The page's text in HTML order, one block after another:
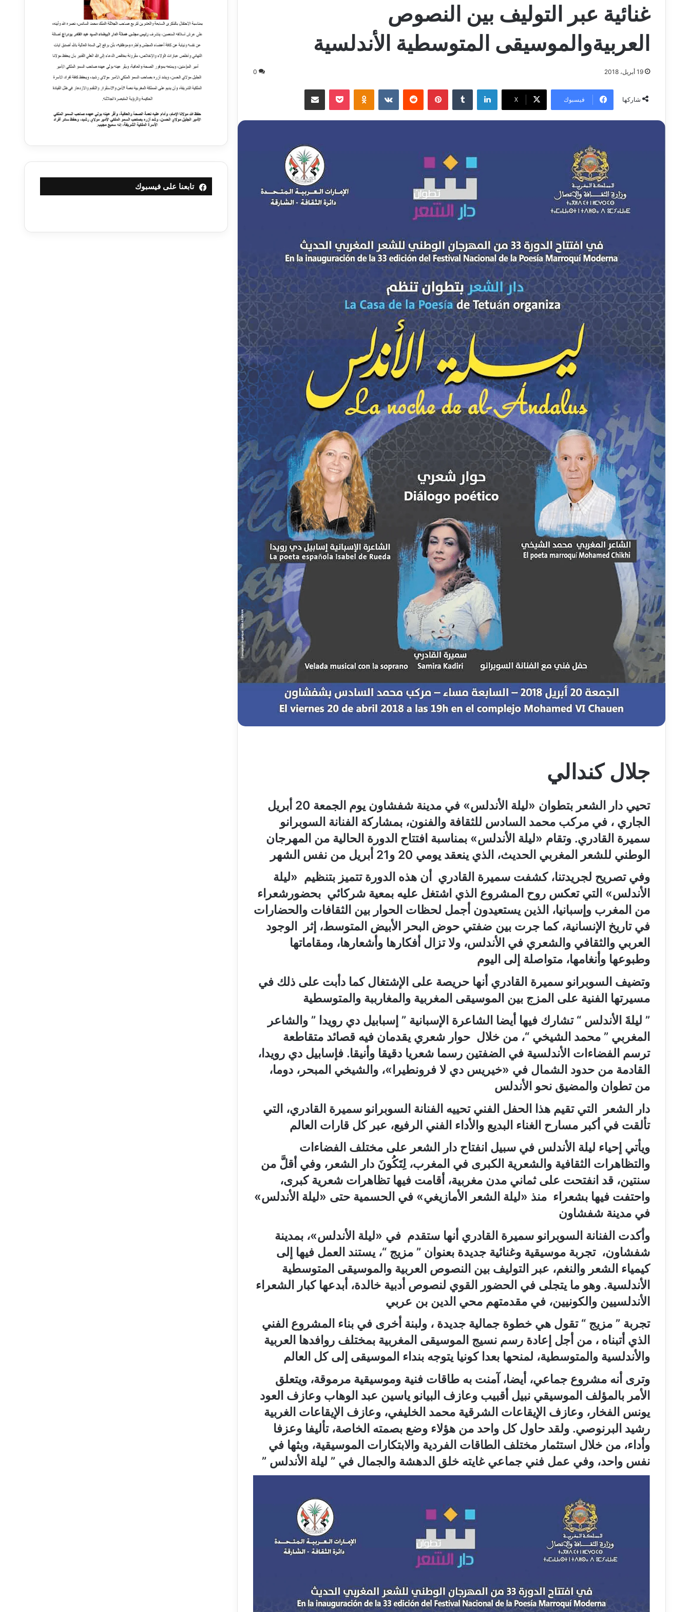
غنائية عبر التوليف بين النصوص
العربيةوالموسيقى المتوسطية الأندلسية
19 أبريل، 2018 0
شاركها فيسبوك ‫X
لينكدإن بينتيريست
جلال كندالي
تحيي دار الشعر بتطوان «ليلة الأندلس» في مدينة شفشاون يوم الجمعة 20 أبريل
الجاري ، في مركب محمد السادس للثقافة والفنون، بمشاركة الفنانة السوبرانو
سميرة القادري. وتقام «ليلة الأندلس» بمناسبة افتتاح الدورة الحالية من المهرجان
الوطني للشعر المغربي الحديث، الذي ينعقد يومي 20 و21 أبريل من نفس الشهر
وفي تصريح لجريدتنا، كشفت سميرة القادري أن هذه الدورة تتميز بتنظيم «ليلة
الأندلس» التي تعكس روح المشروع الذي اشتغل عليه بمعية شركائي بحضورشعراء
من المغرب وإسبانيا، الذين يستعيدون أجمل لحظات الحوار بين الثقافات والحضارات
في تاريخ الإنسانية، كما جرت بين ضفتي حوض البحر الأبيض المتوسط، إثر الوجود
العربي والثقافي والشعري في الأندلس، ولا تزال أفكارها وأشعارها، ومقاماتها
وطبوعها وأنغامها، متواصلة إلى اليوم
وتضيف السوبرانو سميرة القادري أنها حريصة على الإشتغال كما دأبت على ذلك في
مسيرتها الفنية على المزج بين الموسيقى المغربية والمغارببة والمتوسطية
” ليلةَ الأندلس “ تشارك فيها أيضا الشاعرة الإسبانية ” إسبابيل دي رويدا ” والشاعر
المغربي ” محمد الشيخي “، من خلال حوار شعري يقدمان فيه قصائد متقاطعة
ترسم الفضاءات الأندلسية في الضفتين رسما شعريا دقيقا وأنيقا. فإسابيل دي رويدا،
القادمة من حدود الشمال في «خيريس دي لا فرونطيرا »، والشيخي المبحر، دوما،
من تطوان والمضيق نحو الأندلس
دار الشعر التي تقيم هذا الحفل الفني تحييه الفنانة السوبرانو سميرة القادري، التي
تألقت في أكبر مسارح الغناء البديع والأداء الفني الرفيع، عبر كل قارات العالم
ويأتي إحياء ليلة الأندلس في سبيل انفتاح دار الشعر على مختلف الفضاءات
والتظاهرات الثقافية والشعرية الكبرى في المغرب، لِتَكُونَ دار الشعر، وفي أقلَّ من
سنتين، قد انفتحت على ثماني مدن مغربية، أقامت فيها تظاهرات شعرية كبرى،
واحتفت فيها بشعراء منذ «ليلة الشعر الأمازيغي» في الحسمية حتى «ليلة الأندلس»
في مدينة شفشاون
وأكدت الفنانة السوبرانو سميرة القادري أنها ستقدم في «ليلة الأندلس»، بمدينة
شفشاون، تجربة موسيقية وغنائية جديدة بعنوان ” مزيج “، يستند العمل فيها إلى
كيمياء الشعر والنغم، عبر التوليف بين النصوص العربية والموسيقى المتوسطية
الأندلسية. وهو ما يتجلى في الحضور القوي لنصوص أدبية خالدة، أبدعها كبار الشعراء
الأندلسيين والكونيين، في مقدمتهم محي الدين بن عربي
تجربة ” مزيج “ تقول هي خطوة جمالية جديدة ، ولبنة أخرى في بناء المشروع الفني
الذي أتبناه ، من أجل إعادة رسم نسيج الموسيقى المغربية بمختلف روافدها العربية
والأندلسية والمتوسطية، لمنحها بعدا كونيا يتوجه بنداء الموسيقى إلى كل العالم
وترى أنه مشروع جماعي، أيضا، آمنت به طاقات فنية وموسيقية مرموقة، ويتعلق
الأمر بالمؤلف الموسيقي نبيل أقبيب وعازف البيانو ياسين عبد الوهاب وعازف العود
يونس الفخار، وعازف الإيقاعات الشرقية محمد الخليفي، وعازف الإيقاعات الغربية
رشيد البرنوصي. ولقد حاول كل واحد من هؤلاء وضع بصمته الخاصة، تأليفا وعزفا
وأداء، من خلال استثمار مختلف الطاقات الفردية والابتكارات الموسيقية، وبثها في
نفس واحد، وفي عمل فني جماعي غايته خلق الدهشة والجمال في ” ليلة الأندلس ”
تابعنا على فيسبوك